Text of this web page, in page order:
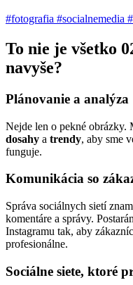
#fotografia #socialnemedia
To nie je všetko
navyše?
Plánovanie a analýza
Nejde len o pekné obrázky.
dosahy a trendy, aby sme
funguje.
Komunikácia so
Správa sociálnych sietí
komentáre a správy.
Instagramu tak, aby
profesionálne.
Sociálne siete, ktoré